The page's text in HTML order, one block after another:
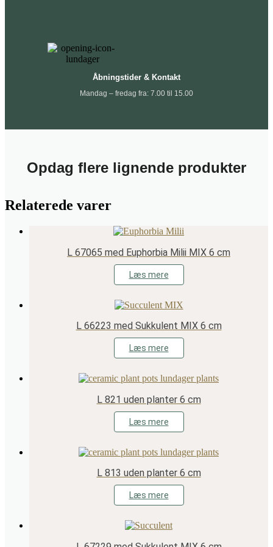
Åbningstider & Kontakt
Mandag – fredag fra: 7.00 til 15.00
Opdag flere lignende produkter
Relaterede varer
L 67065 med Euphorbia Milii MIX 6 cm
Læs mere
L 66223 med Sukkulent MIX 6 cm
Læs mere
L 821 uden planter 6 cm
Læs mere
L 813 uden planter 6 cm
Læs mere